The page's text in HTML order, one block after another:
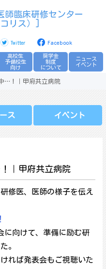
師臨床研修センター
リス）]
Twitter Facebook
高校生
予備校生
向け
奨学金
制度
について
ニュース
イベント
…！｜甲府共立病院
ス イベント
｜甲府共立病院
修医、医師の様子を伝え
に向けて、準備に励む研
。
れば発表会もご視聴いた